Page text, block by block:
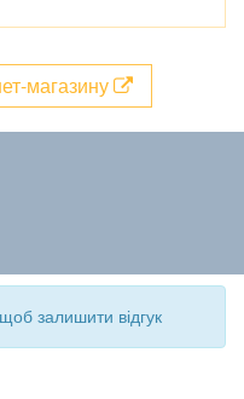
магазину
, щоб залишити відгук